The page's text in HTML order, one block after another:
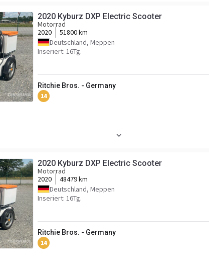
2020 Kyburz DXP Electric Scooter
Motorrad
2020
51800 km
Deutschland, Meppen
Inseriert: 16Tg.
Ritchie Bros. - Germany
14
2020 Kyburz DXP Electric Scooter
Motorrad
2020
48479 km
Deutschland, Meppen
Inseriert: 16Tg.
Ritchie Bros. - Germany
14